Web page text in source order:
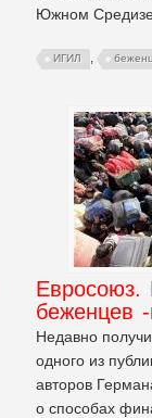
Южном
ИГИЛ ,
Евросоюз.
беженцев
Недавно
одного из
авторов
о способах